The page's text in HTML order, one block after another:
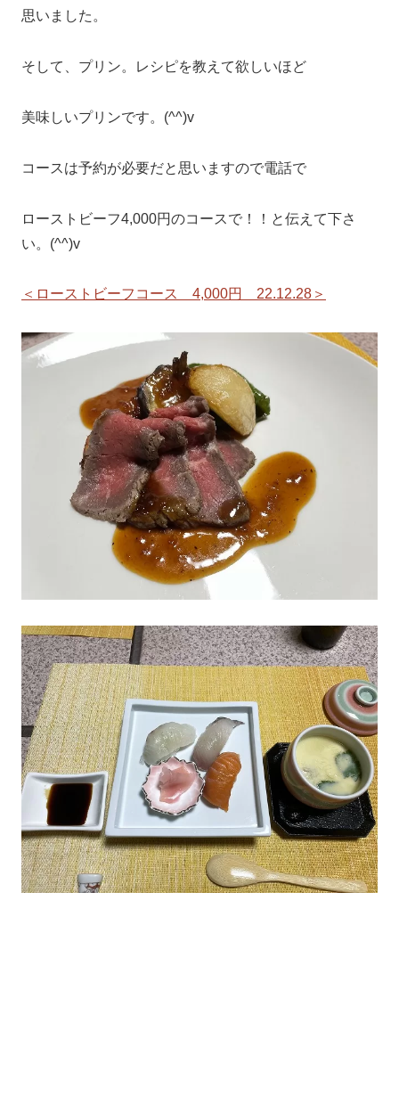
思いました。
そして、プリン。レシピを教えて欲しいほど
美味しいプリンです。(^^)v
コースは予約が必要だと思いますので電話で
ローストビーフ4,000円のコースで！！と伝えて下さ
い。(^^)v
＜ローストビーフコース 4,000円 22.12.28＞